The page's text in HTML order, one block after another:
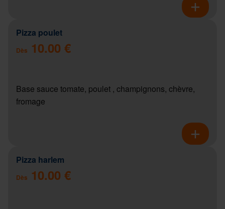
Pizza poulet
Dès 10.00 €
Base sauce tomate, poulet , champignons, chèvre,
fromage
Pizza harlem
Dès 10.00 €